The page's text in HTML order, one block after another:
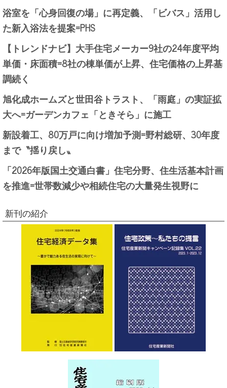
浴室を「心身回復の場」に再定義、「ビバス」活用し
た新入浴法を提案=PHS
【トレンドナビ】大手住宅メーカー9社の24年度平均
単価・床面積=8社の棟単価が上昇、住宅価格の上昇基
調続く
旭化成ホームズと世田谷トラスト、「雨庭」の実証拡
大へ=ガーデンカフェ「ときそら」に施工
新設着工、80万戸に向け増加予測=野村総研、30年度
まで〝揺り戻し〟
「2026年版国土交通白書」住宅分野、住生活基本計画
を推進=世帯数減少や相続住宅の大量発生視野に
新刊の紹介